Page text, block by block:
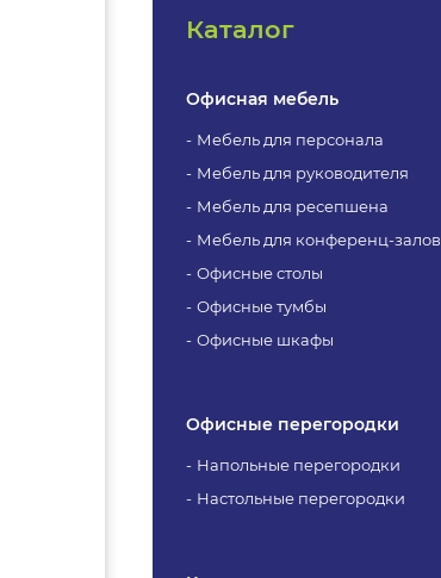
Каталог
Офисная мебель
Мебель для персонала
Мебель для руководителя
Мебель для ресепшена
Мебель для конференц-залов
Офисные столы
Офисные тумбы
Офисные шкафы
Офисные перегородки
Напольные перегородки
Настольные перегородки